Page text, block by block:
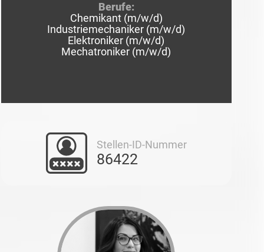
Berufe:
Chemikant (m/w/d)
Industriemechaniker (m/w/d)
Elektroniker (m/w/d)
Mechatroniker (m/w/d)
Stellen-ID-Nummer
86422